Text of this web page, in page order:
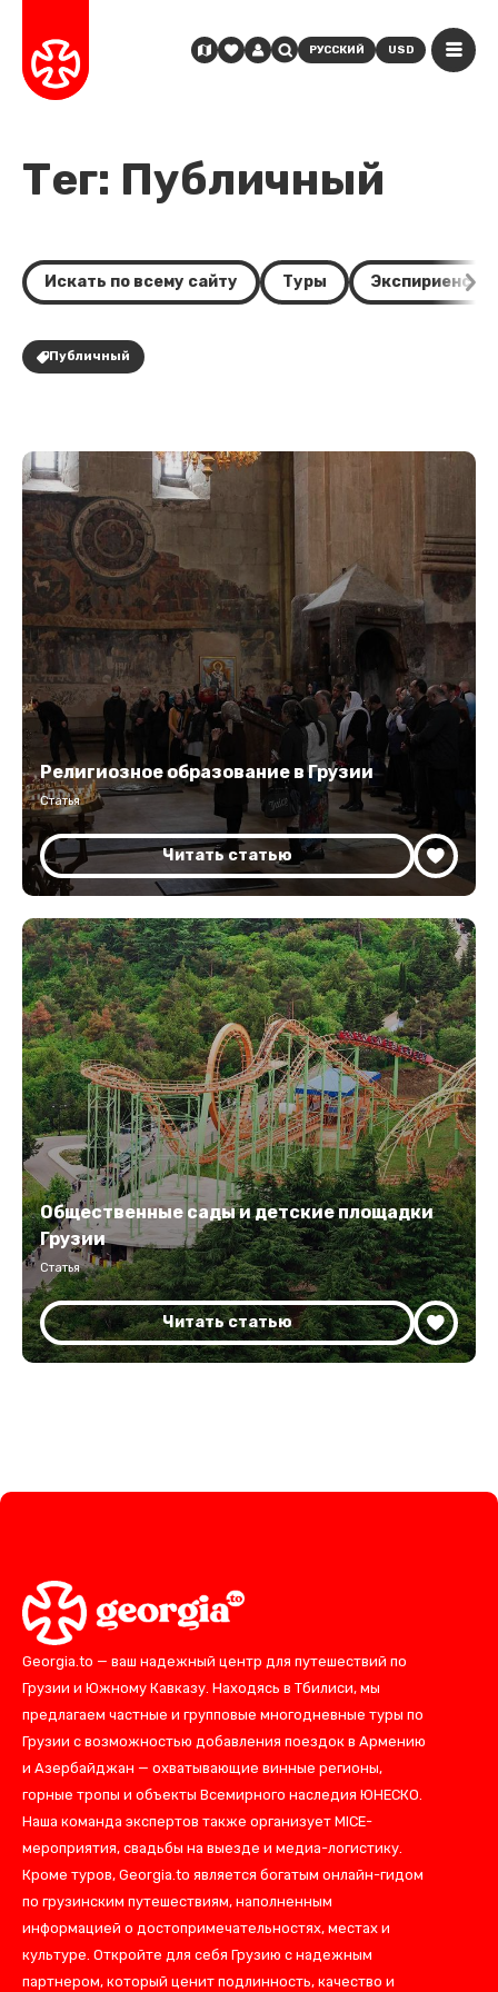
РУССКИЙ USD
Тег: Публичный
Искать по всему сайту Туры Экспириенсы
Публичный
Религиозное образование в Грузии
Статья
Читать статью
Общественные сады и детские площадки
Грузии
Статья
Читать статью
Georgia.to — ваш надежный центр для путешествий по
Грузии и Южному Кавказу. Находясь в Тбилиси, мы
предлагаем частные и групповые многодневные туры по
Грузии с возможностью добавления поездок в Армению
и Азербайджан — охватывающие винные регионы,
горные тропы и объекты Всемирного наследия ЮНЕСКО.
Наша команда экспертов также организует MICE-
мероприятия, свадьбы на выезде и медиа-логистику.
Кроме туров, Georgia.to является богатым онлайн-гидом
по грузинским путешествиям, наполненным
информацией о достопримечательностях, местах и
культуре. Откройте для себя Грузию с надежным
партнером, который ценит подлинность, качество и